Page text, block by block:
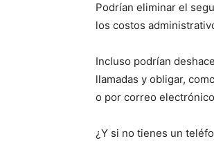
Podrían eliminar el
los costos
Incluso podrían
llamadas y obligar,
o por correo
¿Y si no tienes un